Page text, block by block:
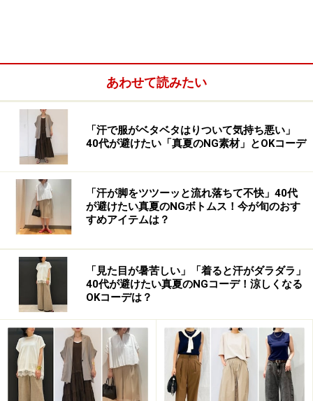
2. ふんわりトップス＆太パンツはミニバッ
グでバランスを整えて
ふんわりしたデザインやオーバーサイズのブラウスにもミニ
バッグは相性抜群 出典：WEAR
今年はオーバーサイズのシャツやブラウスがトレンド。
合わせるボトムスとしても、大人の女性はスキニーデニ
を選ぶ人が多いですよね。トレンド面でも◎な上下ゆっ
たりコーデですが、その上バッグまで大きいと全体的に
間延びしてしまい、バランスが悪く見えてしまうこと
も。
上下ゆったりなコーデに合わせるバッグは、小さめサイ
ズがマスト。アクセサリーのようなアクセントになり、
ちょうどいいバランスにまとめてくれます。
あわせて読みたい
「汗で服がベタベタはりついて気持ち悪い」
40代が避けたい「真夏のNG素材」とOKコーデ
「汗が脚をツツーッと流れ落ちて不快」40代
が避けたい真夏のNGボトムス！今が旬のおす
すめアイテムは？
「見た目が暑苦しい」「着ると汗がダラダラ」
40代が避けたい真夏のNGコーデ！涼しくなる
OKコーデは？